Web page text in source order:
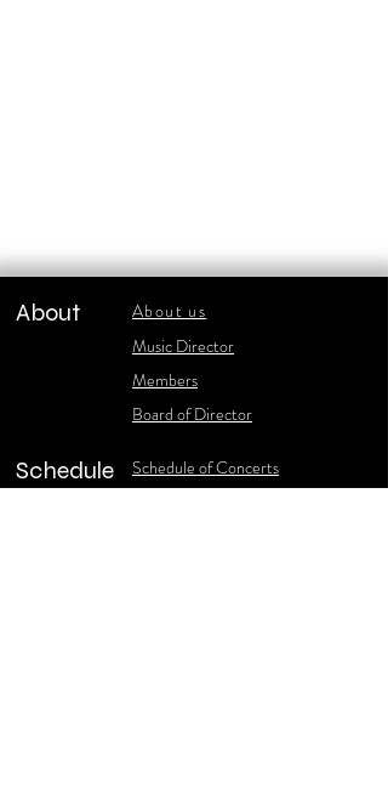
About
About us
​Music Director
​Members
Board of Director
Schedule
Schedule of Concerts